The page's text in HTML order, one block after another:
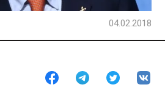
спартыўны суд будзе
04.02.2018